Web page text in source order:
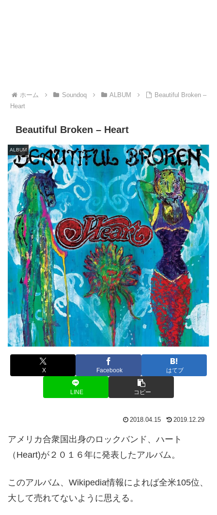
ホーム Soundoq ALBUM
Beautiful Broken –
Heart
Beautiful Broken – Heart
ALBUM
X Facebook はてブ
LINE コピー
2018.04.15 2019.12.29
アメリカ合衆国出身のロックバンド、ハート
（Heart)が２０１６年に発表したアルバム。
このアルバム、Wikipedia情報によれば全米105位、
大して売れてないように思える。